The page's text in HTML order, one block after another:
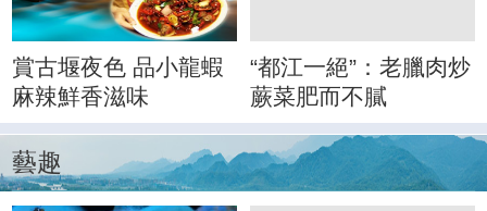
賞古堰夜色 品小龍蝦
麻辣鮮香滋味
“都江一絕”：老臘肉炒
蕨菜肥而不膩
藝趣